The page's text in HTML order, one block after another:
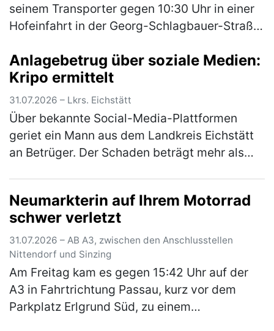
seinem Transporter gegen 10:30 Uhr in einer
Hofeinfahrt in der Georg-Schlagbauer-Straße
rechten Heck seinem Fahrzeu…(mehr)
Anlagebetrug über soziale Medien:
Kripo ermittelt
31.07.2026 – Lkrs. Eichstätt
Über bekannte Social-Media-Plattformen
geriet ein Mann aus dem Landkreis Eichstätt
an Betrüger. Der Schaden beträgt mehr als
Neumarkterin auf Ihrem Motorrad
schwer verletzt
31.07.2026 – AB A3, zwischen den Anschlusstellen
Nittendorf und Sinzing
Am Freitag kam es gegen 15:42 Uhr auf der
A3 in Fahrtrichtung Passau, kurz vor dem
Parkplatz Erlgrund Süd, zu einem